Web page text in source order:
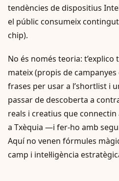
tendències de dispositius
el públic consumeix
chip).
No és només teoria:
mateix (propis de
frases per usar a l’shortlist i
passar de descoberta a
reals i creatius que
a Txèquia —i fer-ho amb
Aquí no venen fórmules
camp i intel·ligència